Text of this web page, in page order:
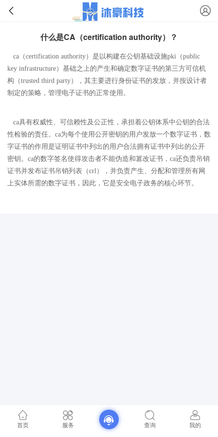
什么是CA（certification authority）？
ca（certification authority）是以构建在公钥基础设施pki（public
key infrastructure）基础之上的产生和确定数字证书的第三方可信机
构（trusted third party），其主要进行身份证书的发放，并按设计者
制定的策略，管理电子证书的正常使用。
ca具有权威性、可信赖性及公正性，承担着公钥体系中公钥的合法
性检验的责任。ca为每个使用公开密钥的用户发放一个数字证书，数
字证书的作用是证明证书中列出的用户合法拥有证书中列出的公开
密钥。ca的数字签名使得攻击者不能伪造和篡改证书，ca还负责吊销
证书并发布证书吊销列表（crl），并负责产生、分配和管理所有网
上实体所需的数字证书，因此，它是安全电子政务的核心环节。
首页 服务 查询 我的